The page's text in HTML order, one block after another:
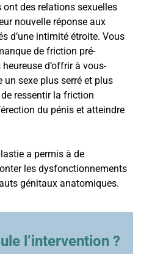
ont des relations sexuelles
nouvelle réponse aux
d’une intimité étroite. Vous
de friction pré-
d’offrir à vous-
un sexe plus serré et plus
ressentir la friction
du pénis et atteindre
a permis à de
les dysfonctionnements
génitaux anatomiques.
l’intervention ?